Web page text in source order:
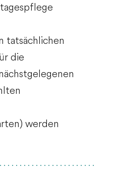
tatsächlichen
die
werden